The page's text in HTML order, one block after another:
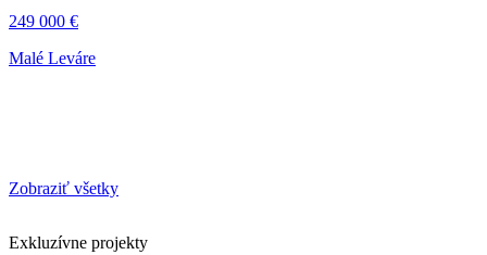
249 000 €
Malé Leváre
Zobraziť všetky
Exkluzívne projekty